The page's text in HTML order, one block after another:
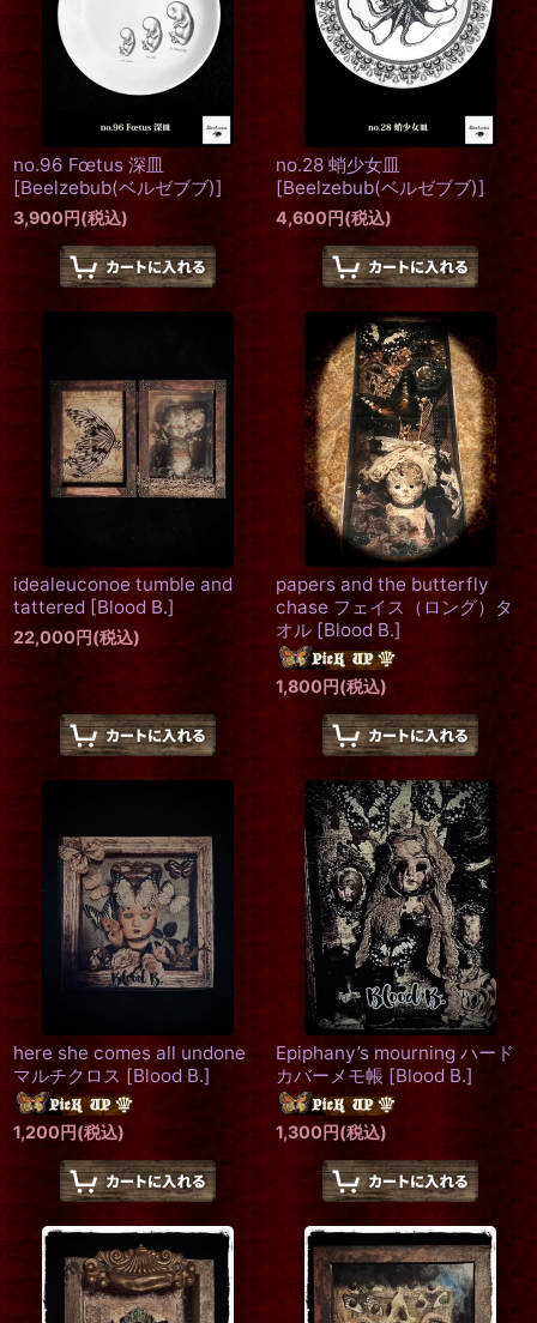
no.96 Fœtus 深皿
[Beelzebub(ベルゼブブ)]
3,900円(税込)
no.28 蛸少女皿
[Beelzebub(ベルゼブブ)]
4,600円(税込)
idealeuconoe tumble and
tattered [Blood B.]
22,000円(税込)
papers and the butterfly
chase フェイス（ロング）タ
オル [Blood B.]
1,800円(税込)
here she comes all undone
マルチクロス [Blood B.]
1,200円(税込)
Epiphany’s mourning ハード
カバーメモ帳 [Blood B.]
1,300円(税込)